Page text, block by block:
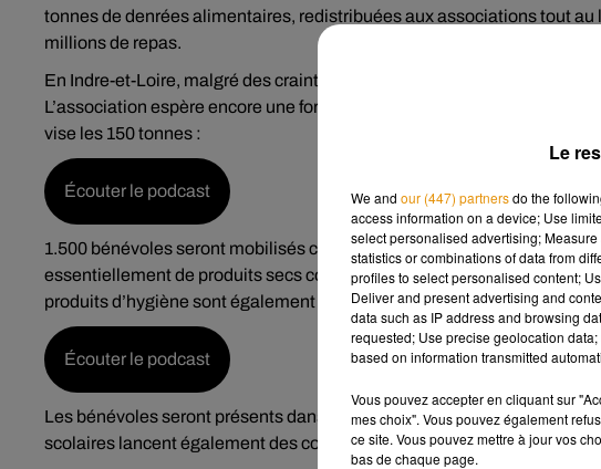
tonnes de denrées alimentaires, redistribuées aux associations tout au
millions de repas.
En Indre-et-Loire, malgré des craintes liées au mouvement des Gilets
L’association espère encore une forte mobilisation ce week-end.
vise les 150 tonnes :
Écouter le podcast
1.500 bénévoles seront mobilisés ce week-end dans en Indre-et-
essentiellement de produits secs comme des conserves de légumes,
produits d’hygiène sont également les bienvenus, poursuit Dominique
Écouter le podcast
Les bénévoles seront présents dans 113 magasins en Indre-et-Loire.
scolaires lancent également des collectes de leur côté.
Le
We and our (447) partnersdo the
access information on a device; Use
select personalised advertising;
statistics or combinations of data from
profiles to select personalised content;
Deliver and present advertising and
data such as IP address and browsing
requested; Use precise geolocation
based on information transmitted
Vous pouvez accepter en cliquant sur
mes choix". Vous pouvez également
ce site. Vous pouvez mettre à jour vos
bas de chaque page.